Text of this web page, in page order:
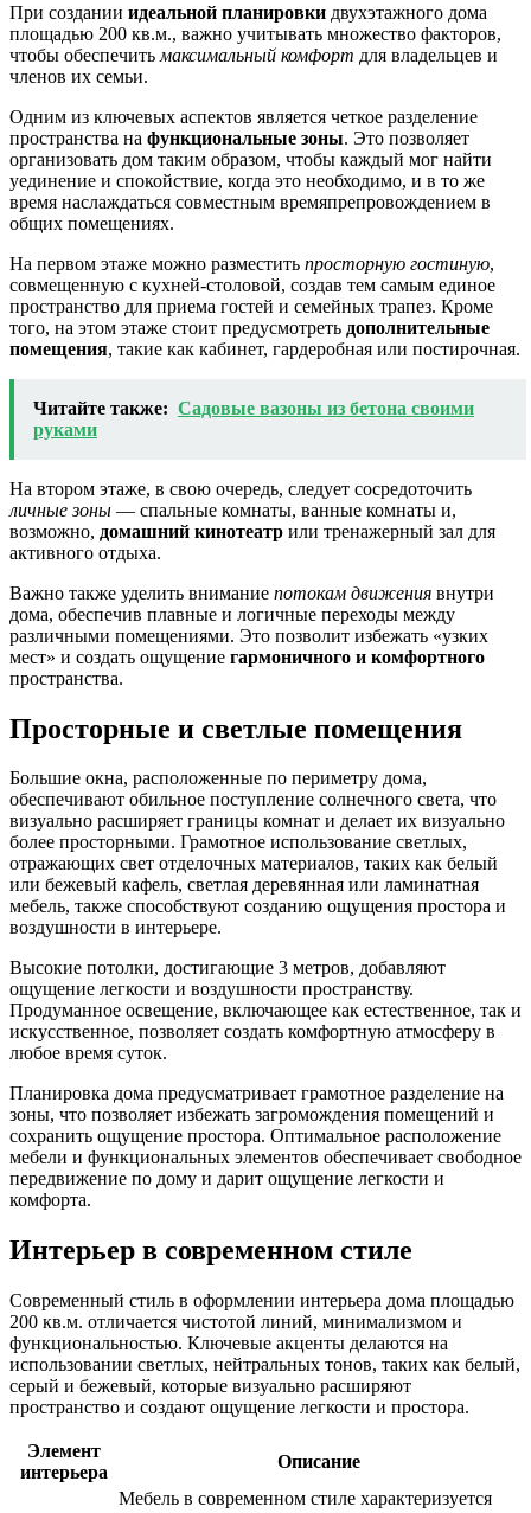
При создании идеальной планировки двухэтажного дома
площадью 200 кв.м., важно учитывать множество факторов,
чтобы обеспечить максимальный комфорт для владельцев и
членов их семьи.
Одним из ключевых аспектов является четкое разделение
пространства на функциональные зоны. Это позволяет
организовать дом таким образом, чтобы каждый мог найти
уединение и спокойствие, когда это необходимо, и в то же
время наслаждаться совместным времяпрепровождением в
общих помещениях.
На первом этаже можно разместить просторную гостиную,
совмещенную с кухней-столовой, создав тем самым единое
пространство для приема гостей и семейных трапез. Кроме
того, на этом этаже стоит предусмотреть дополнительные
помещения, такие как кабинет, гардеробная или постирочная.
Читайте также: Садовые вазоны из бетона своими
руками
На втором этаже, в свою очередь, следует сосредоточить
личные зоны — спальные комнаты, ванные комнаты и,
возможно, домашний кинотеатр или тренажерный зал для
активного отдыха.
Важно также уделить внимание потокам движения внутри
дома, обеспечив плавные и логичные переходы между
различными помещениями. Это позволит избежать «узких
мест» и создать ощущение гармоничного и комфортного
пространства.
Просторные и светлые помещения
Большие окна, расположенные по периметру дома,
обеспечивают обильное поступление солнечного света, что
визуально расширяет границы комнат и делает их визуально
более просторными. Грамотное использование светлых,
отражающих свет отделочных материалов, таких как белый
или бежевый кафель, светлая деревянная или ламинатная
мебель, также способствуют созданию ощущения простора и
воздушности в интерьере.
Высокие потолки, достигающие 3 метров, добавляют
ощущение легкости и воздушности пространству.
Продуманное освещение, включающее как естественное, так и
искусственное, позволяет создать комфортную атмосферу в
любое время суток.
Планировка дома предусматривает грамотное разделение на
зоны, что позволяет избежать загромождения помещений и
сохранить ощущение простора. Оптимальное расположение
мебели и функциональных элементов обеспечивает свободное
передвижение по дому и дарит ощущение легкости и
комфорта.
Интерьер в современном стиле
Современный стиль в оформлении интерьера дома площадью
200 кв.м. отличается чистотой линий, минимализмом и
функциональностью. Ключевые акценты делаются на
использовании светлых, нейтральных тонов, таких как белый,
серый и бежевый, которые визуально расширяют
пространство и создают ощущение легкости и простора.
Элемент
интерьера
Описание
Мебель в современном стиле характеризуется